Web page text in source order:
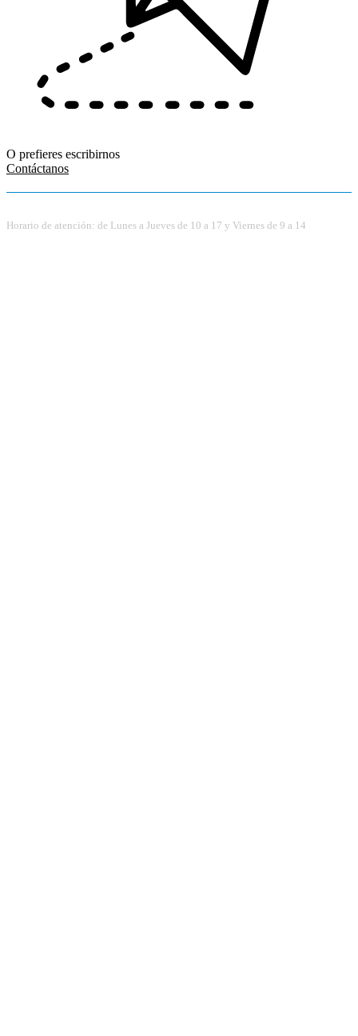
O prefieres escribirnos
Contáctanos
Horario de atención: de Lunes a Jueves de 10 a 17 y Viernes de 9 a 14